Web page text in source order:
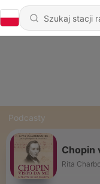
Podcasty
Chopin
Rita